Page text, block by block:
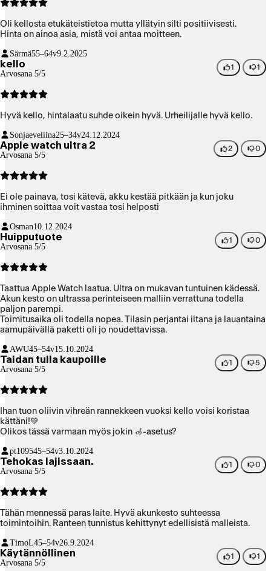
Oli kellosta etukäteistietoa mutta yllätyin silti positiivisesti.
Hinta on ainoa asia, mistä voi antaa moitteen.
Särmä55–64v9.2.2025
kello
Arvosana 5/5
1 1
Hyvä kello, hintalaatu suhde oikein hyvä. Urheilijalle hyvä kello.
Sonjaeveliina25–34v24.12.2024
Apple watch ultra 2
Arvosana 5/5
2 0
Ei ole painava, tosi kätevä, akku kestää pitkään ja kun joku
ihminen soittaa voit vastaa tosi helposti
Osman10.12.2024
Huipputuote
Arvosana 5/5
1 0
Taattua Apple Watch laatua. Ultra on mukavan tuntuinen kädessä.
Akun kesto on ultrassa perinteiseen malliin verrattuna todella
paljon parempi.
Toimitusaika oli todella nopea. Tilasin perjantai iltana ja lauantaina
aamupäivällä paketti oli jo noudettavissa.
AWU45–54v15.10.2024
Taidan tulla kaupoille
Arvosana 5/5
1 5
Ihan tuon oliivin vihreän rannekkeen vuoksi kello voisi koristaa
kättäni!💚
Olikos tässä varmaan myös jokin 🦽-asetus?
pt109545–54v3.10.2024
Tehokas lajissaan.
Arvosana 5/5
1 0
Tähän mennessä paras laite. Hyvä akunkesto suhteessa
toimintoihin. Ranteen tunnistus kehittynyt edellisistä malleista.
TimoL45–54v26.9.2024
Käytännöllinen
Arvosana 5/5
1 1